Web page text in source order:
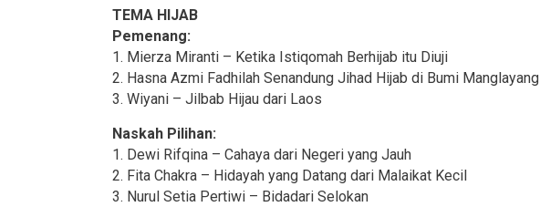
TEMA HIJAB
Pemenang:
1. Mierza Miranti – Ketika Istiqomah Berhijab itu Diuji
2. Hasna Azmi Fadhilah Senandung Jihad Hijab di Bumi Manglayang
3. Wiyani – Jilbab Hijau dari Laos
Naskah Pilihan:
1. Dewi Rifqina – Cahaya dari Negeri yang Jauh
2. Fita Chakra – Hidayah yang Datang dari Malaikat Kecil
3. Nurul Setia Pertiwi – Bidadari Selokan